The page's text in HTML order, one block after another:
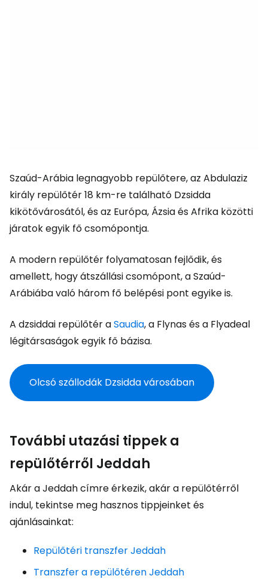
Szaúd-Arábia legnagyobb repülőtere, az Abdulaziz
király repülőtér 18 km-re található Dzsidda
kikötővárosától, és az Európa, Ázsia és Afrika közötti
járatok egyik fő csomópontja.
A modern repülőtér folyamatosan fejlődik, és
amellett, hogy átszállási csomópont, a Szaúd-
Arábiába való három fő belépési pont egyike is.
A dzsiddai repülőtér aSaudia, a Flynas és a Flyadeal
légitársaságok egyik fő bázisa.
Olcsó szállodák Dzsidda városában
További utazási tippek a
repülőtérről Jeddah
Akár a Jeddah címre érkezik, akár a repülőtérről
indul, tekintse meg hasznos tippjeinket és
ajánlásainkat:
Repülőtéri transzfer Jeddah
Transzfer a repülőtéren Jeddah